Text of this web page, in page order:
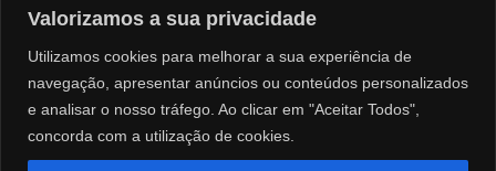
Valorizamos a sua privacidade
Utilizamos cookies para melhorar a sua experiência de
navegação, apresentar anúncios ou conteúdos personalizados
e analisar o nosso tráfego. Ao clicar em "Aceitar Todos",
concorda com a utilização de cookies.
Website desenhado por Roberto Coutinho